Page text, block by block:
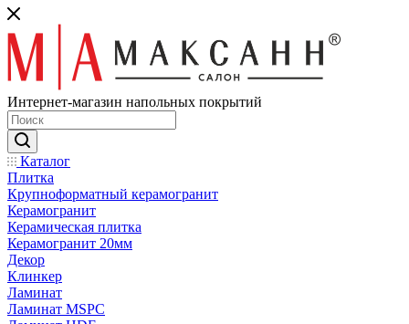
Интернет-магазин напольных покрытий
Каталог
Плитка
Крупноформатный керамогранит
Керамогранит
Керамическая плитка
Керамогранит 20мм
Декор
Клинкер
Ламинат
Ламинат MSPC